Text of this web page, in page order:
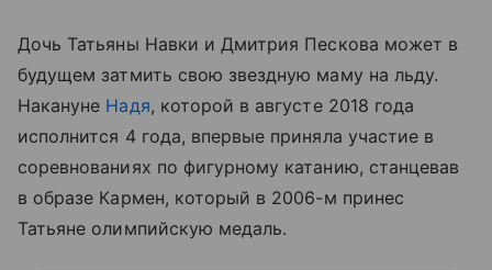
Дочь Татьяны Навки и Дмитрия Пескова может в
будущем затмить свою звездную маму на льду.
Накануне Надя, которой в августе 2018 года
исполнится 4 года, впервые приняла участие в
соревнованиях по фигурному катанию, станцевав
в образе Кармен, который в 2006-м принес
Татьяне олимпийскую медаль.